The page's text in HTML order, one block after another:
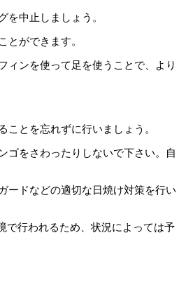
中止しましょう。
ができます。
ィンを使って足を使うことで、より
とを忘れずに行いましょう。
ゴをさわったりしないで下さい。自
ードなどの適切な日焼け対策を行い
で行われるため、状況によっては予